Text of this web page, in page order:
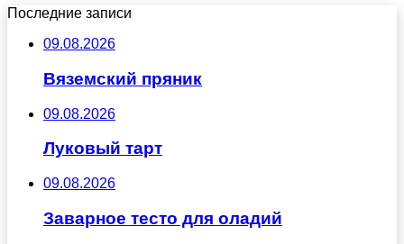
Последние записи
09.08.2026
Вяземский пряник
09.08.2026
Луковый тарт
09.08.2026
Заварное тесто для оладий